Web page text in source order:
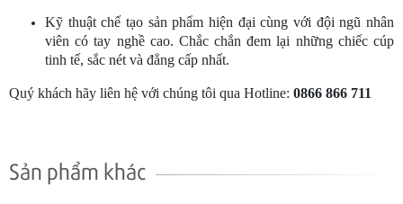
Kỹ thuật chế tạo sản phẩm hiện đại cùng với đội ngũ nhân
viên có tay nghề cao. Chắc chắn đem lại những chiếc cúp
tinh tế, sắc nét và đẳng cấp nhất.
Quý khách hãy liên hệ với chúng tôi qua Hotline: 0866 866 711
Sản phẩm khác